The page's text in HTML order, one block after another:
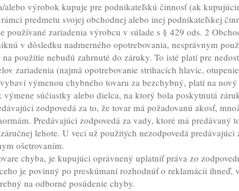
výrobok kupuje pre podnikateľskú činnosť (ak
predmetu svojej obchodnej alebo inej podnikateľskej
používané zariadenia výrobcu v súlade s § 429 ods. 2
v dôsledku nadmerného opotrebovania, nesprávnym
použitie nebudú zahrnuté do záruky. To isté platí pre
zariadenia (najmä opotrebovanie strihacích hlavíc,
výmenou chybného tovaru za bezchybný, platí na
súčiastky alebo dielca, na ktorý bola poskytnutá
zodpovedá za to, že tovar má požadovanú akosť,
Predávajúci zodpovedá za vady, ktoré má predávaný
lehote. U vecí už použitých nezodpovedá
ošetrovaním.
chyba, je kupujúci oprávnený uplatniť práva zo
je povinný po preskúmaní rozhodnúť o reklamácii
na odborné posúdenie chyby.